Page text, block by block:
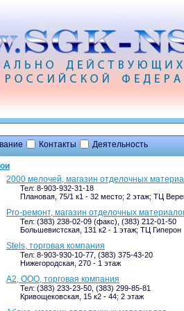
Контакты Деятельность
2000 мелочей, магазин отделочных
Тел: 8-903-932-31-18
Плановая, 75/1 к1 - 32 место; 2 этаж; ТЦ
Pro-ремонт, магазин отделочных
Тел: (383) 238-02-09 (факс), (383) 212-01-50
Большевистская, 131 к2 - 1 этаж; ТЦ Гиперон
Stels, торговая компания
Тел: 8-903-930-10-77, (383) 375-43-20
Нижегородская, 270 - 1 этаж
А2, ООО, торговая компания
Тел: (383) 233-23-50, (383) 299-85-81
Кривощековская, 15 к2 - 44; 2 этаж